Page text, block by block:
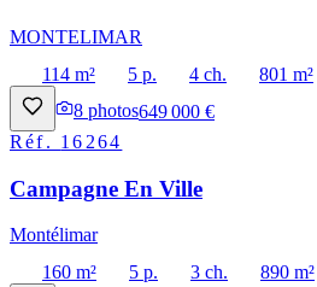
MONTELIMAR
114 m²
5 p. 4 ch.
801 m²
8 photos649 000 €
Réf. 16264
Campagne En Ville
Montélimar
160 m²
5 p. 3 ch.
890 m²